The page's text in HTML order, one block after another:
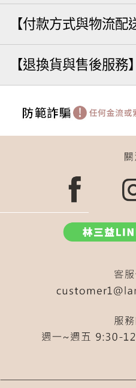
眉刷
572 551 粉
粉撲
549 530
斜角
粉底 調色盤
588
補妝法寶推薦
新手
577 粉底刷
LSY林三益 絕對完美
兩用 腮紅修
紫 粉
502 毛孔隱形
小水滴粉餅刷
淚溝
【付款方式與物流配
【退換貨與售後服務】